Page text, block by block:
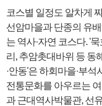
코스별 일정도 알차게
선암마을과 단종의 유
는 역사·자연 코스다. '
리, 추암촛대바위 등 동
·안동'은 하회마을·부
전통문화를 아우르는
과 근대역사박물관, 선